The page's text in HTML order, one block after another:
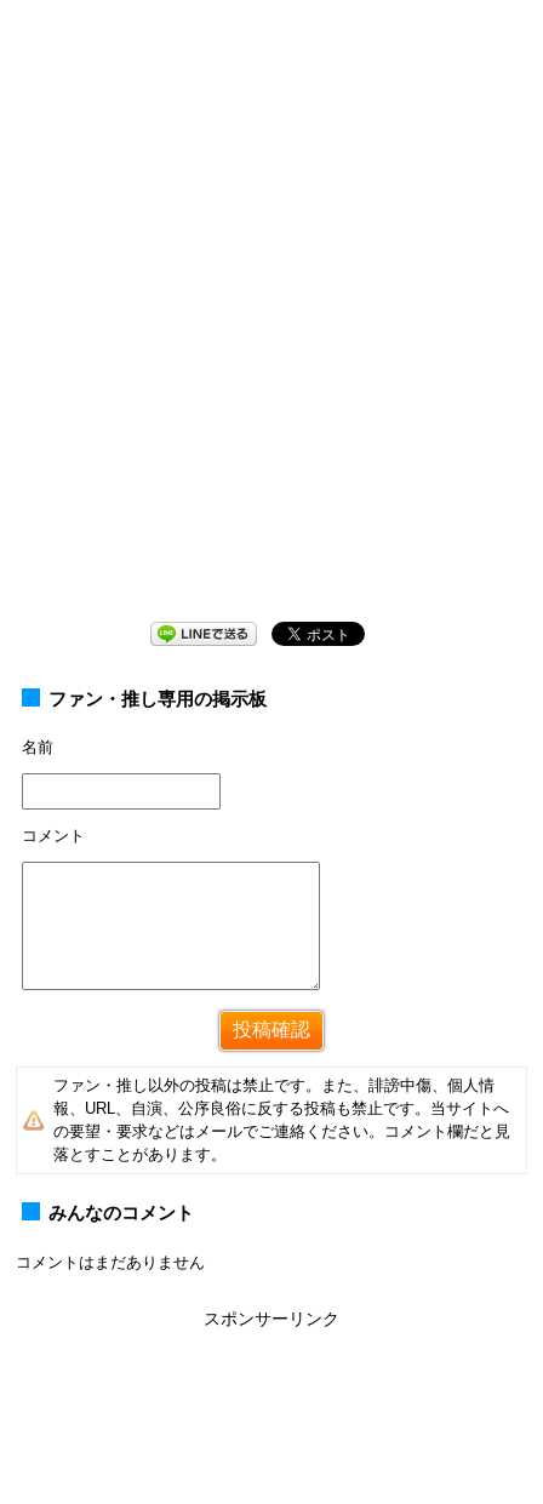
ファン・推し専用の掲示板
名前
コメント
ファン・推し以外の投稿は禁止です。また、誹謗中傷、個人情
報、URL、自演、公序良俗に反する投稿も禁止です。当サイトへ
の要望・要求などはメールでご連絡ください。コメント欄だと見
落とすことがあります。
みんなのコメント
コメントはまだありません
スポンサーリンク